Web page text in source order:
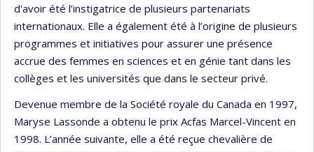
d'avoir été l’instigatrice de plusieurs partenariats
internationaux. Elle a également été à l’origine de plusieurs
programmes et initiatives pour assurer une présence
accrue des femmes en sciences et en génie tant dans les
collèges et les universités que dans le secteur privé.
Devenue membre de la Société royale du Canada en 1997,
Maryse Lassonde a obtenu le prix Acfas Marcel-Vincent en
1998. L’année suivante, elle a été reçue chevalière de